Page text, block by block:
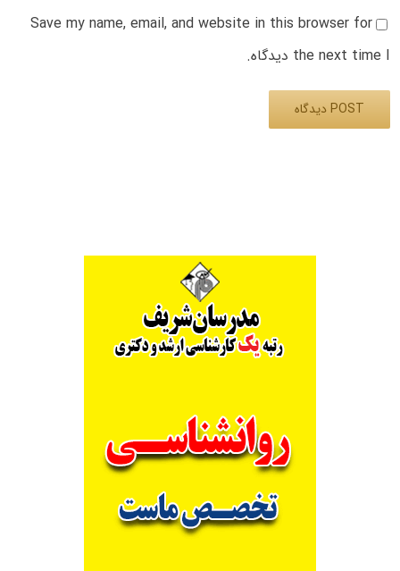
Save my name, email, and website in this browser for
the next time I دیدگاه.